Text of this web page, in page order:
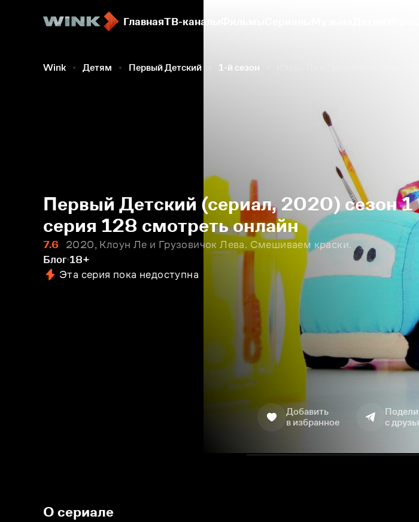
ГлавнаяТВ-каналы
Wink Детям Первый Детский 1-й сезон Клоун Ле и Грузовичок Лева.
Первый Детский (сериал, 2020) сезон 1
серия 128 смотреть онлайн
7.6
2020, Клоун Ле и Грузовичок Лева. Смешиваем краски.
Блог 18+
Эта серия пока недоступна
Добавить
в избранное
с
О сериале